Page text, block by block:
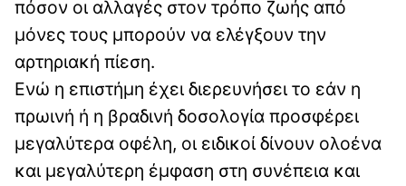
πόσον οι αλλαγές στον τρόπο ζωής από
μόνες τους μπορούν να ελέγξουν την
αρτηριακή πίεση.
Ενώ η επιστήμη έχει διερευνήσει το εάν η
πρωινή ή η βραδινή δοσολογία προσφέρει
μεγαλύτερα οφέλη, οι ειδικοί δίνουν ολοένα
και μεγαλύτερη έμφαση στη συνέπεια και